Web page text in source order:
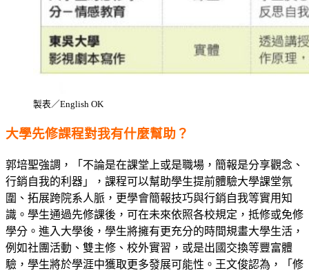
製表／English OK
大學先修課程對我有什麼幫助？
郭培聖強調，「不論是在課堂上或是職場，簡報是分享觀念、
行銷自我的利器」，課程可以幫助學生提前體驗大學課堂氛
圍、拓展跨院系人脈，更學會簡報技巧與行銷自我等實用知
識。學生通過先修課後，可在未來依照各校規定，抵修或免修
學分。進入大學後，學生將擁有更充分的時間規畫大學生活，
例如社團活動、雙主修、校外實習，或是出國交換等豐富體
驗，學生將於學涯中獲取更多發展可能性。王文俊認為，「修